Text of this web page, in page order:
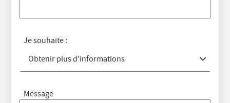
Je souhaite :
Obtenir plus d'informations
Message